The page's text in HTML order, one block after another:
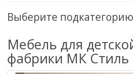
Выберите подкатегорию
Мебель для
фабрики МК Стиль